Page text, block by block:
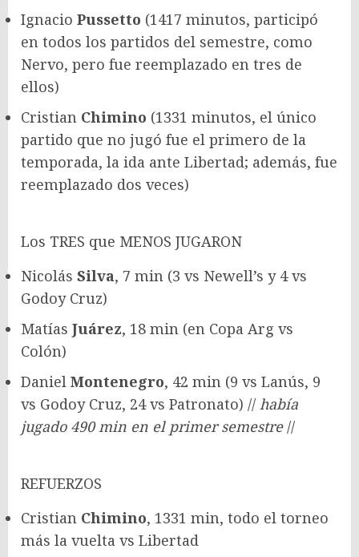
Ignacio Pussetto (1417 minutos, participó
en todos los partidos del semestre, como
Nervo, pero fue reemplazado en tres de
ellos)
Cristian Chimino (1331 minutos, el único
partido que no jugó fue el primero de la
temporada, la ida ante Libertad; además, fue
reemplazado dos veces)
Los TRES que MENOS JUGARON
Nicolás Silva, 7 min (3 vs Newell’s y 4 vs
Godoy Cruz)
Matías Juárez, 18 min (en Copa Arg vs
Colón)
Daniel Montenegro, 42 min (9 vs Lanús, 9
vs Godoy Cruz, 24 vs Patronato) // había
jugado 490 min en el primer semestre//
REFUERZOS
Cristian Chimino, 1331 min, todo el torneo
más la vuelta vs Libertad